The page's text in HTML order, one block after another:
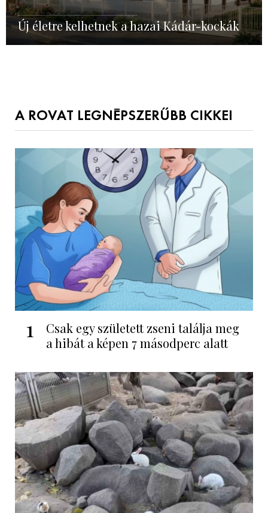
Új életre kelhetnek a hazai Kádár-kockák
A ROVAT LEGNÉPSZERŰBB CIKKEI
1
Csak egy született zseni találja meg
a hibát a képen 7 másodperc alatt